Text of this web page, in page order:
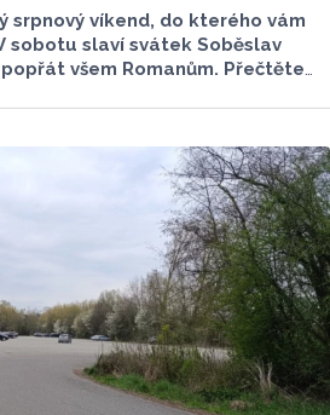
srpnový víkend, do kterého vám
sobotu slaví svátek Soběslav
všem Romanům. Přečtěte
pěkný víkend.